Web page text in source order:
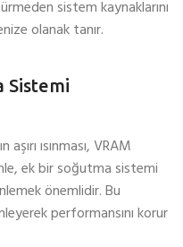
sistem kaynaklarını
olanak tanır.
Sistemi
ısınması, VRAM
ek bir soğutma sistemi
önemlidir. Bu
performansını korur